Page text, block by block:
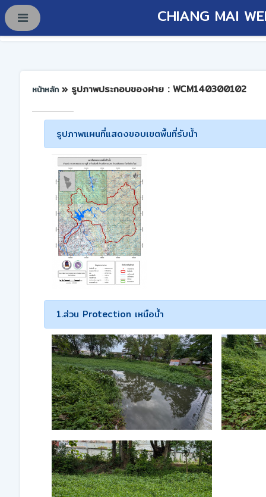
CHIANG MAI
หน้าหลัก » รูปภาพประกอบของฝาย : WCM140300102
รูปภาพแผนที่แสดงขอบเขตพื้นที่รับน้ำ
1.ส่วน Protection เหนือน้ำ